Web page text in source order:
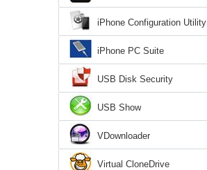
iPhone Configuration Utility
iPhone PC Suite
USB Disk Security
USB Show
VDownloader
Virtual CloneDrive